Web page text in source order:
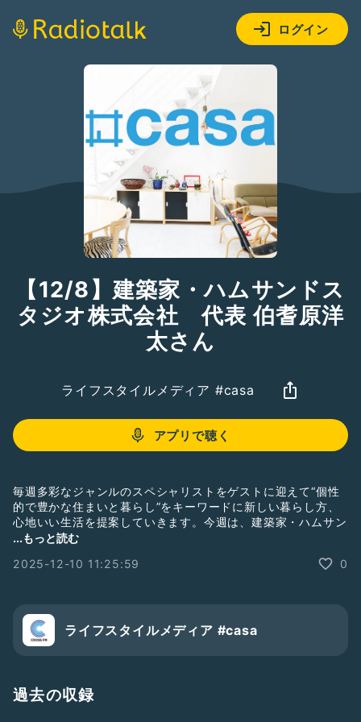
ログイン
【12/8】建築家・ハムサンドス
タジオ株式会社 代表 伯耆原洋
太さん
ライフスタイルメディア #casa
アプリで聴く
毎週多彩なジャンルのスペシャリストをゲストに迎えて“個性
的で豊かな住まいと暮らし”をキーワードに新しい暮らし方、
心地いい生活を提案していきます。今週は、建築家・ハムサン
ドスタジオ株式会社 代表 伯耆原洋太さんをゲストにお迎え
...もっと読む
2025-12-10 11:25:59
0
ライフスタイルメディア #casa
過去の収録